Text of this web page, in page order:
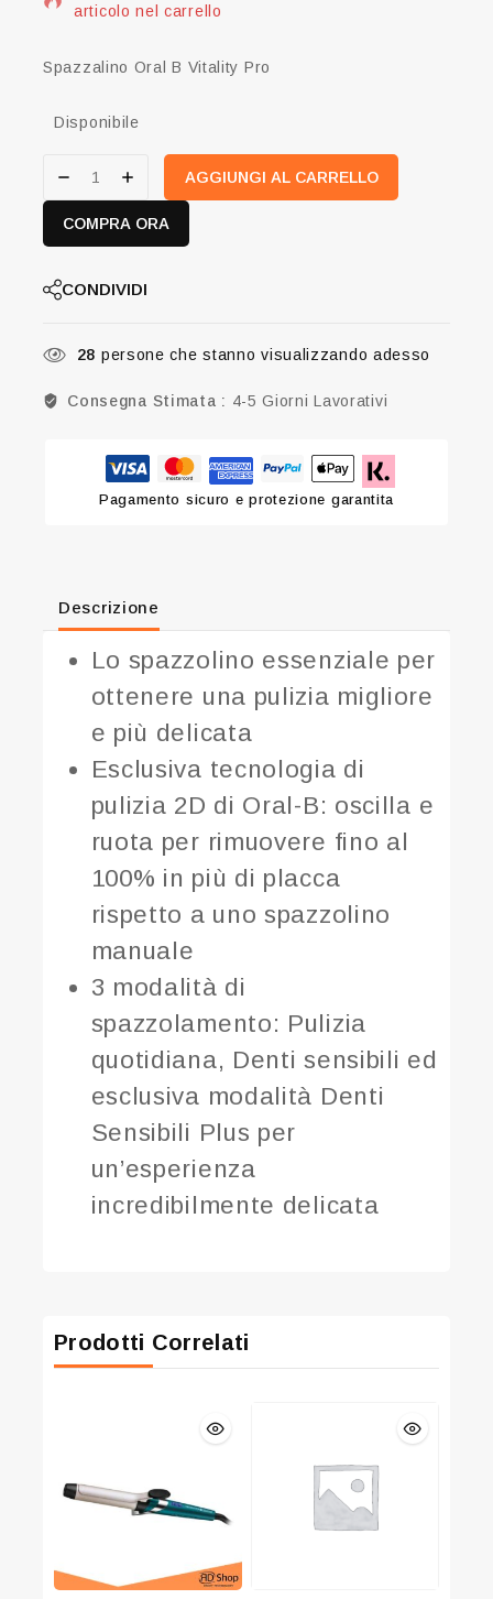
articolo nel carrello
Spazzalino Oral B Vitality Pro
Disponibile
AGGIUNGI AL CARRELLO
COMPRA ORA
CONDIVIDI
28 persone che stanno visualizzando adesso
Consegna Stimata : 4-5 Giorni Lavorativi
Pagamento sicuro e protezione garantita
Descrizione
Lo spazzolino essenziale per
ottenere una pulizia migliore
e più delicata
Esclusiva tecnologia di
pulizia 2D di Oral-B: oscilla e
ruota per rimuovere fino al
100% in più di placca
rispetto a uno spazzolino
manuale
3 modalità di
spazzolamento: Pulizia
quotidiana, Denti sensibili ed
esclusiva modalità Denti
Sensibili Plus per
un’esperienza
incredibilmente delicata
Prodotti Correlati